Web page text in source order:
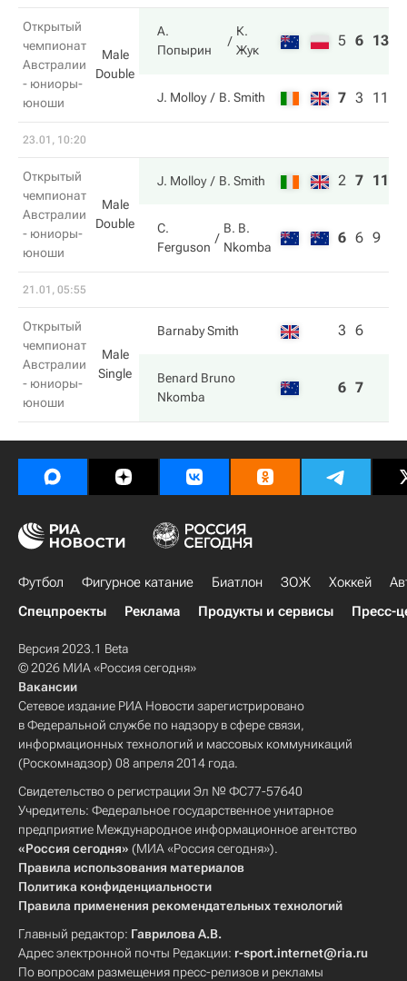
Открытый
чемпионат
Австралии
- юниоры-
юноши
Male
Double
А.
Попырин
К.
Жук
5 6 13
J. Molloy B. Smith 7 3 11
23.01, 10:20
Открытый
чемпионат
Австралии
- юниоры-
юноши
Male
Double
J. Molloy B. Smith 2 7 11
C.
Ferguson
B. B.
Nkomba
6 6 9
21.01, 05:55
Открытый
чемпионат
Австралии
- юниоры-
юноши
Male
Single
Barnaby Smith 3 6
Benard Bruno
Nkomba
6 7
Футбол Фигурное катание Биатлон ЗОЖ Хоккей
Спецпроекты
Реклама Продукты и сервисы Пресс-
Версия 2023.1 Beta
© 2026 МИА «Россия сегодня»
Вакансии
Сетевое издание РИА Новости зарегистрировано
в Федеральной службе по надзору в сфере связи,
информационных технологий и массовых коммуникаций
(Роскомнадзор) 08 апреля 2014 года.
Свидетельство о регистрации Эл № ФС77-57640
Учредитель: Федеральное государственное унитарное
предприятие Международное информационное агентство
«Россия сегодня» (МИА «Россия сегодня»).
Правила использования материалов
Политика конфиденциальности
Правила применения рекомендательных технологий
Главный редактор: Гаврилова А.В.
Адрес электронной почты Редакции: r-sport.internet@ria.ru
По вопросам размещения пресс-релизов и рекламы